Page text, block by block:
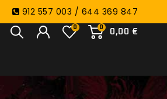
912 557 003 / 644 369 847
0
0,00 €
0